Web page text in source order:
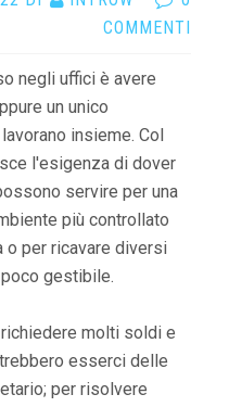
COMMENTI
negli uffici è avere
un unico
insieme. Col
l'esigenza di dover
servire per una
più controllato
o per ricavare diversi
gestibile.
molti soldi e
esserci delle
per risolvere